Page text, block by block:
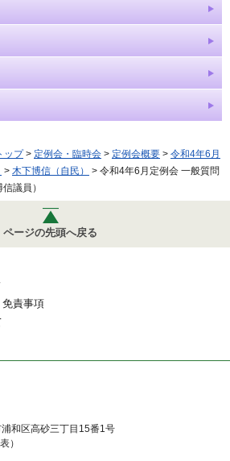
ップ> 定例会・臨時会 > 定例会概要 > 令和4年6月
> 木下博信（自民）
> 令和4年6月定例会 一般質問
議員）
ページの先頭へ戻る
責事項
和区高砂三丁目15番1号
）